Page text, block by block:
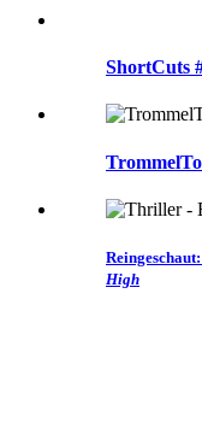
ShortCuts
Reingeschaut:
High